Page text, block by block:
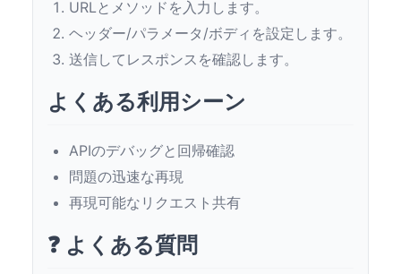
URLとメソッドを入力します。
ヘッダー/パラメータ/ボディを設定します。
送信してレスポンスを確認します。
よくある利用シーン
APIのデバッグと回帰確認
問題の迅速な再現
再現可能なリクエスト共有
❓ よくある質問